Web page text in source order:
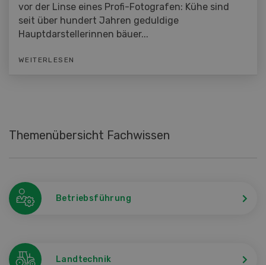
vor der Linse eines Profi-Fotografen: Kühe sind
seit über hundert Jahren geduldige
Hauptdarstellerinnen bäuer...
WEITERLESEN
Themenübersicht Fachwissen
Betriebsführung
Landtechnik